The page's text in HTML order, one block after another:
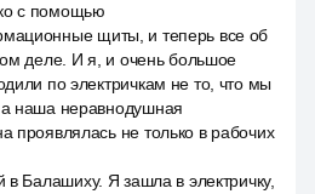
с помощью
щиты, и теперь все об
деле. И я, и очень большое
по электричкам не то, что мы
наша неравнодушная
проявлялась не только в рабочих
Балашиху. Я зашла в электричку,